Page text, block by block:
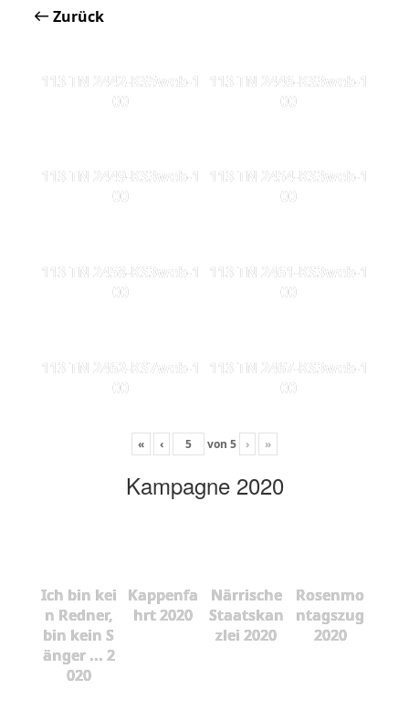
Zurück
113 TN 2442-KS5web-1
00
113 TN 2446-KS3web-1
00
113 TN 2449-KS3web-1
00
113 TN 2454-KS3web-1
00
113 TN 2458-KS3web-1
00
113 TN 2461-KS3web-1
00
113 TN 2462-KS7web-1
00
113 TN 2467-KS3web-1
00
« ‹ von 5 › »
Kampagne 2020
Ich bin kei
n Redner,
bin kein S
änger ... 2
020
Kappenfa
hrt 2020
Närrische
Staatskan
zlei 2020
Rosenmo
ntagszug
2020